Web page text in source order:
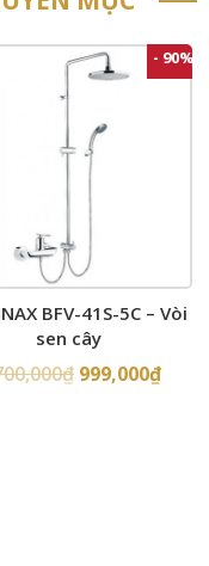
- 90%
BFV-41S-5C – Vòi
sen cây
₫ 999,000₫